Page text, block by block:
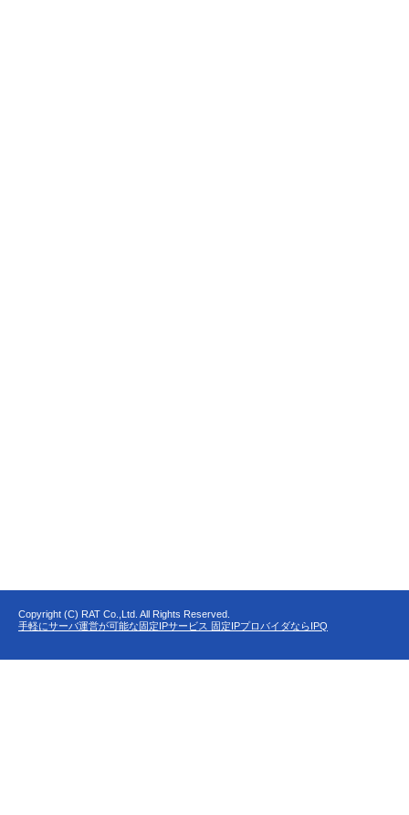
Copyright (C) RAT Co.,Ltd. All Rights Reserved.
手軽にサーバ運営が可能な固定IPサービス 固定IPプロバイダならIPQ